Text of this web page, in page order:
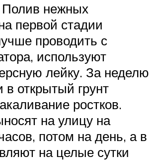
нежных
первой стадии
проводить с
используют
лейку. За неделю
в открытый грунт
ростков.
на улицу на
потом на день, а в
на целые сутки